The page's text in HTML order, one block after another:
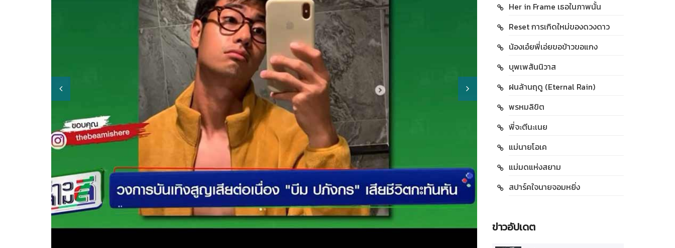
Her in Frame เธอในภาพนั้น
Reset การเกิดใหม่ของดวงดาว
น้องเอ๋ยพี่เอ่ยขอข้าวขอแกง
บุพเพสันนิวาส
ฝนล้านฤดู (Eternal Rain)
พรหมลิขิต
พี่จะตีนะเนย
แม่นายโอเค
แม่มดแห่งสยาม
สปาร์คใจนายจอมหยิ่ง
ข่าวอัปเดต